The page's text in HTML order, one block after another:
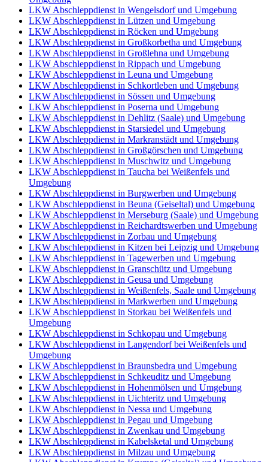
LKW Abschleppdienst in Wengelsdorf und Umgebung
LKW Abschleppdienst in Lützen und Umgebung
LKW Abschleppdienst in Röcken und Umgebung
LKW Abschleppdienst in Großkorbetha und Umgebung
LKW Abschleppdienst in Großlehna und Umgebung
LKW Abschleppdienst in Rippach und Umgebung
LKW Abschleppdienst in Leuna und Umgebung
LKW Abschleppdienst in Schkortleben und Umgebung
LKW Abschleppdienst in Sössen und Umgebung
LKW Abschleppdienst in Poserna und Umgebung
LKW Abschleppdienst in Dehlitz (Saale) und Umgebung
LKW Abschleppdienst in Starsiedel und Umgebung
LKW Abschleppdienst in Markranstädt und Umgebung
LKW Abschleppdienst in Großgörschen und Umgebung
LKW Abschleppdienst in Muschwitz und Umgebung
LKW Abschleppdienst in Taucha bei Weißenfels und
Umgebung
LKW Abschleppdienst in Burgwerben und Umgebung
LKW Abschleppdienst in Beuna (Geiseltal) und Umgebung
LKW Abschleppdienst in Merseburg (Saale) und Umgebung
LKW Abschleppdienst in Reichardtswerben und Umgebung
LKW Abschleppdienst in Zorbau und Umgebung
LKW Abschleppdienst in Kitzen bei Leipzig und Umgebung
LKW Abschleppdienst in Tagewerben und Umgebung
LKW Abschleppdienst in Granschütz und Umgebung
LKW Abschleppdienst in Geusa und Umgebung
LKW Abschleppdienst in Weißenfels, Saale und Umgebung
LKW Abschleppdienst in Markwerben und Umgebung
LKW Abschleppdienst in Storkau bei Weißenfels und
Umgebung
LKW Abschleppdienst in Schkopau und Umgebung
LKW Abschleppdienst in Langendorf bei Weißenfels und
Umgebung
LKW Abschleppdienst in Braunsbedra und Umgebung
LKW Abschleppdienst in Schkeuditz und Umgebung
LKW Abschleppdienst in Hohenmölsen und Umgebung
LKW Abschleppdienst in Uichteritz und Umgebung
LKW Abschleppdienst in Nessa und Umgebung
LKW Abschleppdienst in Pegau und Umgebung
LKW Abschleppdienst in Zwenkau und Umgebung
LKW Abschleppdienst in Kabelsketal und Umgebung
LKW Abschleppdienst in Milzau und Umgebung